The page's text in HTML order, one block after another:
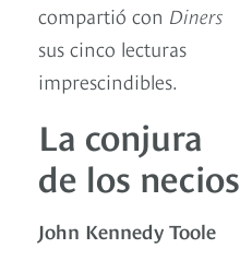
compartió con Diners
sus cinco lecturas
imprescindibles.
La conjura
de los necios
John Kennedy Toole